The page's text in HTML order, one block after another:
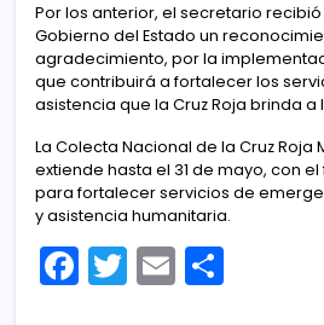
Por los anterior, el secretario
Gobierno del Estado un
agradecimiento, por la
que contribuirá a fortalecer los
asistencia que la Cruz Roja brinda a
La Colecta Nacional de la Cruz Roja
extiende hasta el 31 de mayo, con
para fortalecer servicios de
y asistencia humanitaria.
F
a
T
w
E
m